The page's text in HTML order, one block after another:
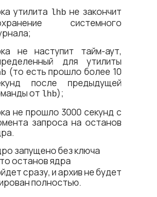
утилита lhb не закончит
системного
не наступит тайм-аут,
для утилиты
(то есть прошло более 10
после предыдущей
от lhb);
не прошло 3000 секунд с
запроса на останов
запущено без ключа
останов ядра
сразу, и архив не будет
полностью.